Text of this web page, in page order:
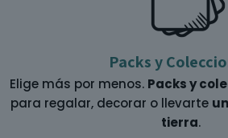
Packs y
Elige más por menos. Packs y
para regalar, decorar o llevarte
tierra.